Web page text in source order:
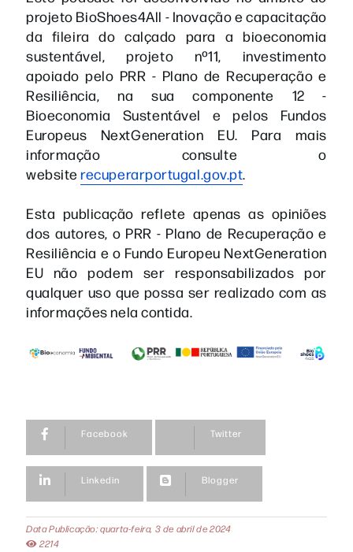
projeto BioShoes4All - Inovação e capacitação
da fileira do calçado para a bioeconomia
sustentável, projeto nº11, investimento
apoiado pelo PRR - Plano de Recuperação e
Resiliência, na sua componente 12 -
Bioeconomia Sustentável e pelos Fundos
Europeus NextGeneration EU. Para mais
informação consulte o
websiterecuperarportugal.gov.pt.
Esta publicação reflete apenas as opiniões
dos autores, o PRR - Plano de Recuperação e
Resiliência e o Fundo Europeu NextGeneration
EU não podem ser responsabilizados por
qualquer uso que possa ser realizado com as
informações nela contida.
Facebook Twitter
Linkedin Blogger
Data Publicação: quarta-feira, 3 de abril de 2024
2214